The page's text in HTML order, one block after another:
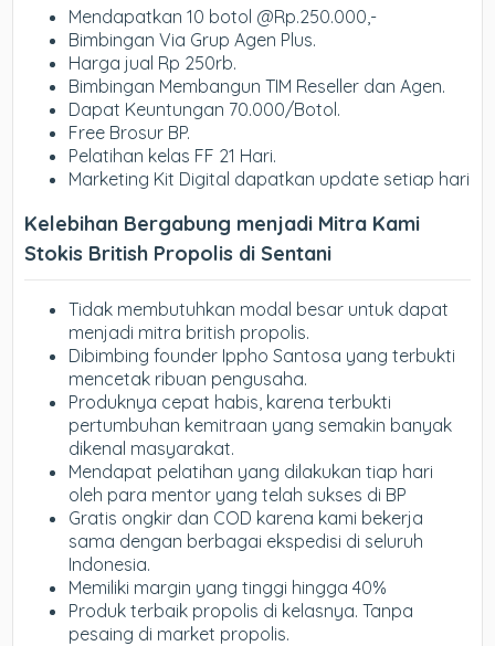
Mendapatkan 10 botol @Rp.250.000,-
Bimbingan Via Grup Agen Plus.
Harga jual Rp 250rb.
Bimbingan Membangun TIM Reseller dan Agen.
Dapat Keuntungan 70.000/Botol.
Free Brosur BP.
Pelatihan kelas FF 21 Hari.
Marketing Kit Digital dapatkan update setiap hari
Kelebihan Bergabung menjadi Mitra Kami
Stokis British Propolis di Sentani
Tidak membutuhkan modal besar untuk dapat
menjadi mitra british propolis.
Dibimbing founder Ippho Santosa yang terbukti
mencetak ribuan pengusaha.
Produknya cepat habis, karena terbukti
pertumbuhan kemitraan yang semakin banyak
dikenal masyarakat.
Mendapat pelatihan yang dilakukan tiap hari
oleh para mentor yang telah sukses di BP
Gratis ongkir dan COD karena kami bekerja
sama dengan berbagai ekspedisi di seluruh
Indonesia.
Memiliki margin yang tinggi hingga 40%
Produk terbaik propolis di kelasnya. Tanpa
pesaing di market propolis.